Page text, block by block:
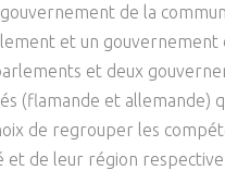
de la
et un gouvernement
et deux
(flamande et allemande)
de regrouper les
et de leur région respective